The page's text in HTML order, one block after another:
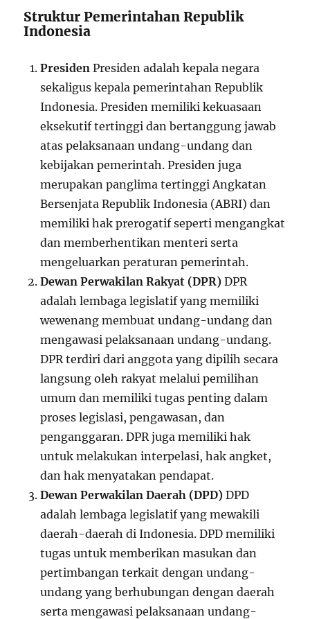
Struktur Pemerintahan Republik
Indonesia
Presiden Presiden adalah kepala negara
sekaligus kepala pemerintahan Republik
Indonesia. Presiden memiliki kekuasaan
eksekutif tertinggi dan bertanggung jawab
atas pelaksanaan undang-undang dan
kebijakan pemerintah. Presiden juga
merupakan panglima tertinggi Angkatan
Bersenjata Republik Indonesia (ABRI) dan
memiliki hak prerogatif seperti mengangkat
dan memberhentikan menteri serta
mengeluarkan peraturan pemerintah.
Dewan Perwakilan Rakyat (DPR) DPR
adalah lembaga legislatif yang memiliki
wewenang membuat undang-undang dan
mengawasi pelaksanaan undang-undang.
DPR terdiri dari anggota yang dipilih secara
langsung oleh rakyat melalui pemilihan
umum dan memiliki tugas penting dalam
proses legislasi, pengawasan, dan
penganggaran. DPR juga memiliki hak
untuk melakukan interpelasi, hak angket,
dan hak menyatakan pendapat.
Dewan Perwakilan Daerah (DPD) DPD
adalah lembaga legislatif yang mewakili
daerah-daerah di Indonesia. DPD memiliki
tugas untuk memberikan masukan dan
pertimbangan terkait dengan undang-
undang yang berhubungan dengan daerah
serta mengawasi pelaksanaan undang-